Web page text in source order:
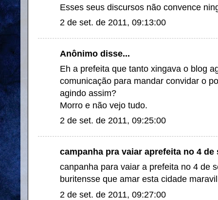
Esses seus discursos não convence
2 de set. de 2011, 09:13:00
Anônimo disse...
Eh a prefeita que tanto xingava o blog
comunicação para mandar convidar o
agindo assim?
Morro e não vejo tudo.
2 de set. de 2011, 09:25:00
campanha pra vaiar aprefeita no 4
canpanha para vaiar a prefeita no 4 de
buritensse que amar esta cidade
2 de set. de 2011, 09:27:00